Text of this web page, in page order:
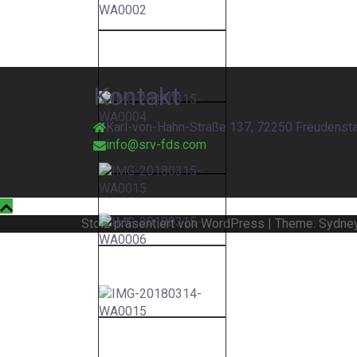
Kontakt
Karl-von-Hahn-Straße 137, 72250
info@srv-fds.com
Stolz präsentiert von WordPress | Theme: